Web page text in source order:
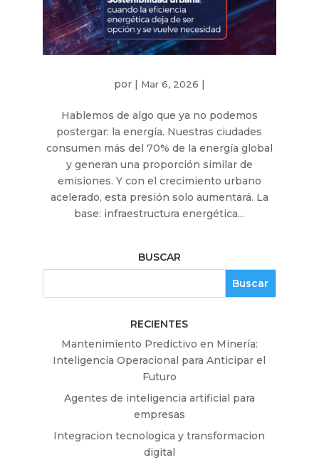
por Mar 6, 2026
Hablemos de algo que ya no podemos
postergar: la energía. Nuestras ciudades
consumen más del 70% de la energía global
y generan una proporción similar de
emisiones. Y con el crecimiento urbano
acelerado, esta presión solo aumentará. La
base: infraestructura energética...
BUSCAR
RECIENTES
Mantenimiento Predictivo en Minería:
Inteligencia Operacional para Anticipar el
Futuro
Agentes de inteligencia artificial para
empresas
Integracion tecnologica y transformacion
digital